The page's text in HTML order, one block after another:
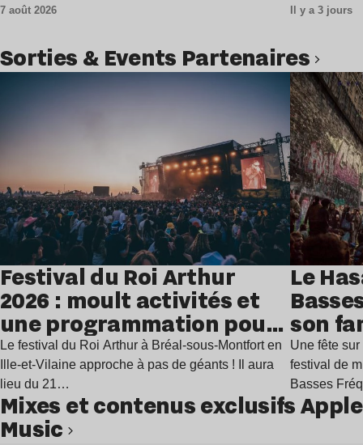
7 août 2026 Il y a 3 jours
Sorties & Events Partenaires
Festival du Roi Arthur
2026 : moult activités et
une programmation pour
festoyer
Le festival du Roi Arthur à Bréal-sous-Montfort en
Ille-et-Vilaine approche à pas de géants ! Il aura
lieu du 21…
Le
son
juillet
Une fête
festival de
Basses
Mixes et contenus exclusifs Apple
Music